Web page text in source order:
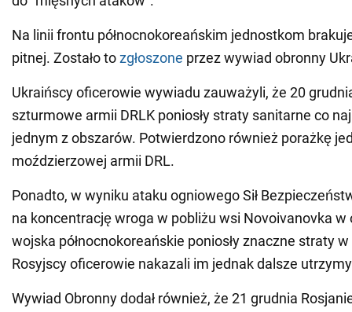
Na linii frontu północnokoreańskim jednostkom
pitnej. Zostało tozgłoszone przez wywiad obronny
Ukraińscy oficerowie wywiadu zauważyli, że 20
szturmowe armii DRLK poniosły straty sanitarne co
jednym z obszarów. Potwierdzono również porażkę
moździerzowej armii DRL.
Ponadto, w wyniku ataku ogniowego Sił
na koncentrację wroga w pobliżu wsi Novoivanovka
wojska północnokoreańskie poniosły znaczne straty
Rosyjscy oficerowie nakazali im jednak dalsze
Wywiad Obronny dodał również, że 21 grudnia